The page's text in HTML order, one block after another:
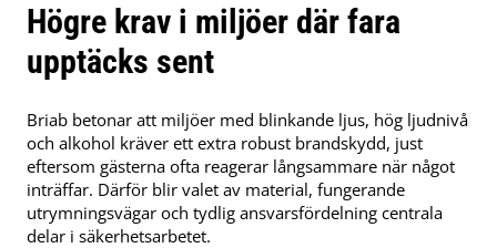
Högre krav i miljöer där fara
upptäcks sent
Briab betonar att miljöer med blinkande ljus, hög ljudnivå
och alkohol kräver ett extra robust brandskydd, just
eftersom gästerna ofta reagerar långsammare när något
inträffar. Därför blir valet av material, fungerande
utrymningsvägar och tydlig ansvarsfördelning centrala
delar i säkerhetsarbetet.